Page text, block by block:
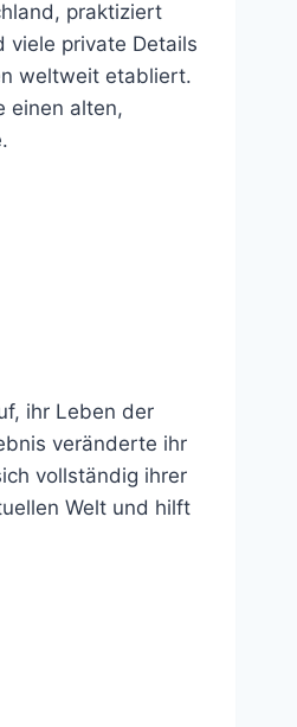
praktiziert
viele private Details
weltweit etabliert.
einen alten,
ihr Leben der
veränderte ihr
vollständig ihrer
Welt und hilft